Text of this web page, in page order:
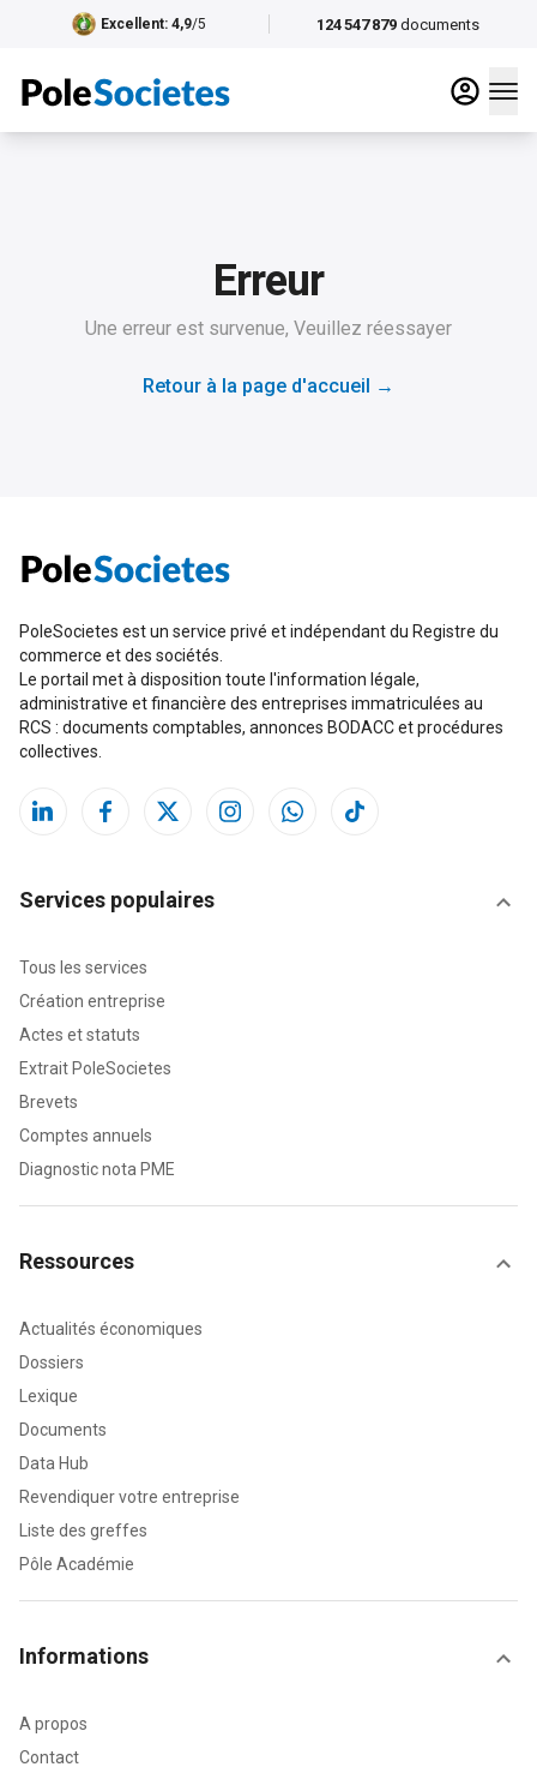
124 547 879 documents
Excellent: 4,9/5
Erreur
Une erreur est survenue, Veuillez réessayer
Retour à la page d'accueil →
PoleSocietes est un service privé et indépendant du Registre du
commerce et des sociétés.
Le portail met à disposition toute l'information légale,
administrative et financière des entreprises immatriculées au
RCS : documents comptables, annonces BODACC et procédures
collectives.
Services populaires
Tous les services
Création entreprise
Actes et statuts
Extrait PoleSocietes
Brevets
Comptes annuels
Diagnostic nota PME
Ressources
Actualités économiques
Dossiers
Lexique
Documents
Data Hub
Revendiquer votre entreprise
Liste des greffes
Pôle Académie
Informations
A propos
Contact